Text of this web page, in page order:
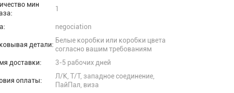
мин
1
negociation
детали:
Белые коробки или коробки цвета
согласно вашим требованиям
доставки:
3-5 рабочих дней
оплаты:
Л/К, Т/Т, западное соединение,
ПайПал, виза